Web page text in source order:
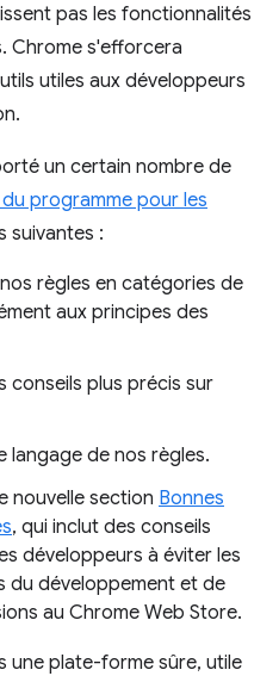
pas les fonctionnalités
Chrome s'efforcera
utiles aux développeurs
un certain nombre de
du programme pour les
suivantes :
règles en catégories de
aux principes des
conseils plus précis sur
langage de nos règles.
nouvelle section Bonnes
, qui inclut des conseils
développeurs à éviter les
du développement et de
au Chrome Web Store.
une plate-forme sûre, utile